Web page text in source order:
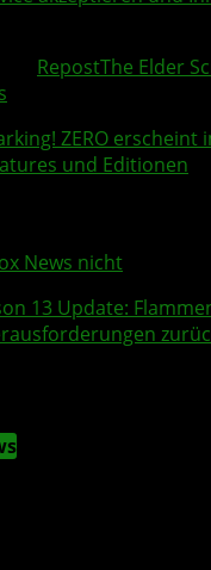
RepostThe Elder
ZERO erscheint
und Editionen
News nicht
13 Update: